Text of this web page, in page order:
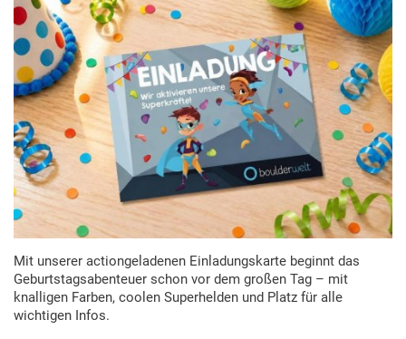
Mit unserer actiongeladenen Einladungskarte beginnt das
Geburtstagsabenteuer schon vor dem großen Tag – mit
knalligen Farben, coolen Superhelden und Platz für alle
wichtigen Infos.